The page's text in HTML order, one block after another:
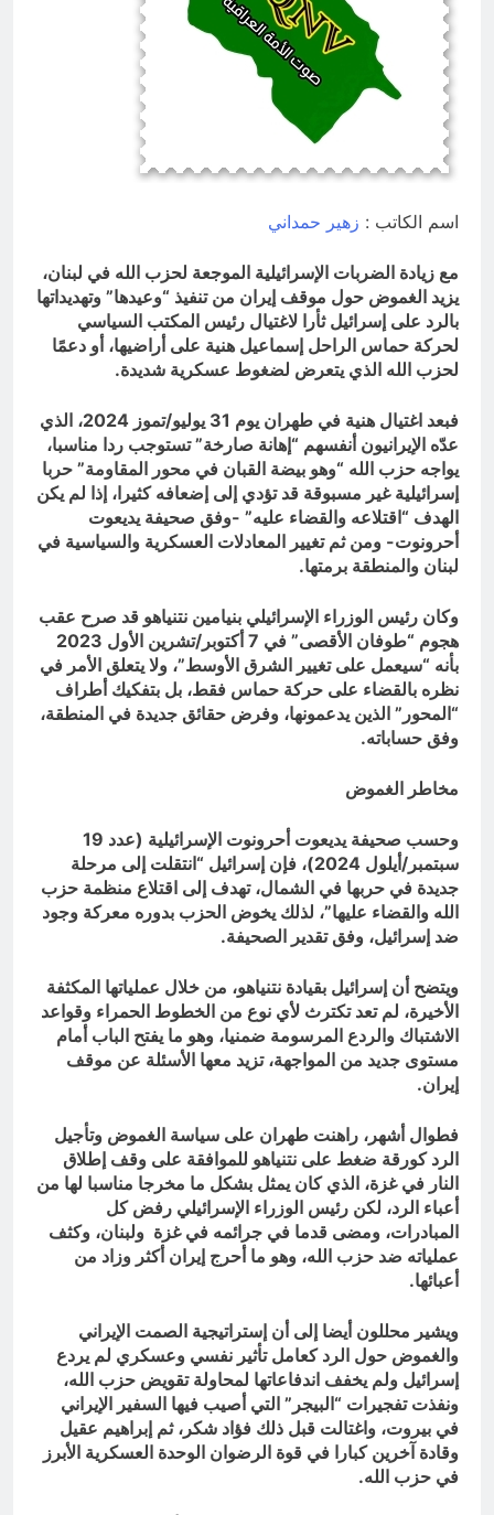
تجيك المنية
اسم الكاتب : زهير حمداني
مع زيادة الضربات الإسرائيلية الموجعة لحزب الله في لبنان،
يزيد الغموض حول موقف إيران من تنفيذ “وعيدها” وتهديداتها
بالرد على إسرائيل ثأرا لاغتيال رئيس المكتب السياسي
لحركة حماس الراحل إسماعيل هنية على أراضيها، أو دعمًا
لحزب الله الذي يتعرض لضغوط عسكرية شديدة.
فبعد اغتيال هنية في طهران يوم 31 يوليو/تموز 2024، الذي
عدّه الإيرانيون أنفسهم “إهانة صارخة” تستوجب ردا مناسبا،
يواجه حزب الله “وهو بيضة القبان في محور المقاومة” حربا
إسرائيلية غير مسبوقة قد تؤدي إلى إضعافه كثيرا، إذا لم يكن
الهدف “اقتلاعه والقضاء عليه” -وفق صحيفة يديعوت
أحرونوت- ومن ثم تغيير المعادلات العسكرية والسياسية في
لبنان والمنطقة برمتها.
وكان رئيس الوزراء الإسرائيلي بنيامين نتنياهو قد صرح عقب
هجوم “طوفان الأقصى” في 7 أكتوبر/تشرين الأول 2023
بأنه “سيعمل على تغيير الشرق الأوسط”، ولا يتعلق الأمر في
نظره بالقضاء على حركة حماس فقط، بل بتفكيك أطراف
“المحور” الذين يدعمونها، وفرض حقائق جديدة في المنطقة،
وفق حساباته.
مخاطر الغموض
وحسب صحيفة يديعوت أحرونوت الإسرائيلية (عدد 19
سبتمبر/أيلول 2024)، فإن إسرائيل “انتقلت إلى مرحلة
جديدة في حربها في الشمال، تهدف إلى اقتلاع منظمة حزب
الله والقضاء عليها”، لذلك يخوض الحزب بدوره معركة وجود
ضد إسرائيل، وفق تقدير الصحيفة.
ويتضح أن إسرائيل بقيادة نتنياهو، من خلال عملياتها المكثفة
الأخيرة، لم تعد تكترث لأي نوع من الخطوط الحمراء وقواعد
الاشتباك والردع المرسومة ضمنيا، وهو ما يفتح الباب أمام
مستوى جديد من المواجهة، تزيد معها الأسئلة عن موقف
إيران.
فطوال أشهر، راهنت طهران على سياسة الغموض وتأجيل
الرد كورقة ضغط على نتنياهو للموافقة على وقف إطلاق
النار في غزة، الذي كان يمثل بشكل ما مخرجا مناسبا لها من
أعباء الرد، لكن رئيس الوزراء الإسرائيلي رفض كل
المبادرات، ومضى قدما في جرائمه في غزة ولبنان، وكثف
عملياته ضد حزب الله، وهو ما أحرج إيران أكثر وزاد من
أعبائها.
ويشير محللون أيضا إلى أن إستراتيجية الصمت الإيراني
والغموض حول الرد كعامل تأثير نفسي وعسكري لم يردع
إسرائيل ولم يخفف اندفاعاتها لمحاولة تقويض حزب الله،
ونفذت تفجيرات “البيجر” التي أصيب فيها السفير الإيراني
في بيروت، واغتالت قبل ذلك فؤاد شكر، ثم إبراهيم عقيل
وقادة آخرين كبارا في قوة الرضوان الوحدة العسكرية الأبرز
في حزب الله.